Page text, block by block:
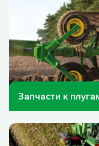
Запчасти к